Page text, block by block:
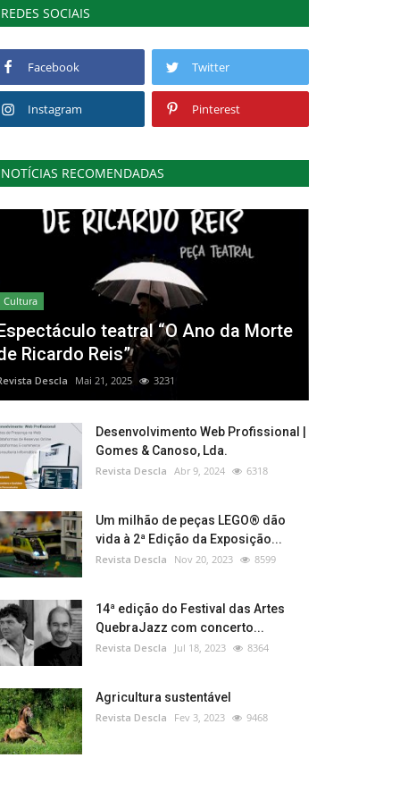
REDES SOCIAIS
Facebook Twitter
Instagram Pinterest
NOTÍCIAS RECOMENDADAS
Cultura
teatral “O Ano da Morte
Ricardo Reis”
Descla Mai 21, 2025 3231
Desenvolvimento Web Profissional |
Gomes & Canoso, Lda.
Revista Descla Abr 9, 2024 6318
Um milhão de peças LEGO® dão
vida à 2ª Edição da Exposição...
Revista Descla Nov 20, 2023 8599
14ª edição do Festival das Artes
QuebraJazz com concerto...
Revista Descla Jul 18, 2023 8364
Agricultura sustentável
Revista Descla Fev 3, 2023 9468